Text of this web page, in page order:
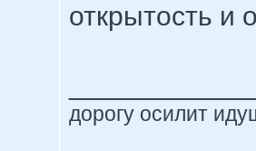
открытость и
дорогу осилит